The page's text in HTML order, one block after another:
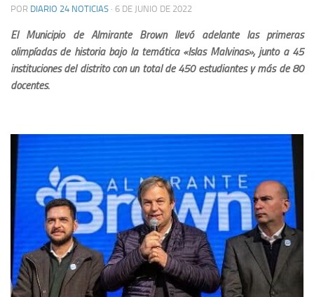
POR DIARIO 24 NOTICIAS · 6 DE JUNIO DE 2022
El Municipio de Almirante Brown llevó adelante las primeras
olimpíadas de historia bajo la temática «Islas Malvinas», junto a 45
instituciones del distrito con un total de 450 estudiantes y más de 80
docentes.